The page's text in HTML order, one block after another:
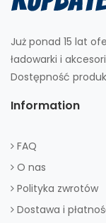
Już ponad 15 lat
ładowarki i
Dostępność
Information
FAQ
O nas
Polityka zwrotów
Dostawa i